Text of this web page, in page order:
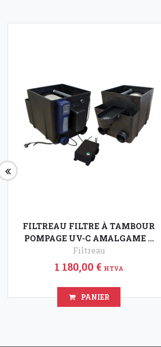
FILTREAU FILTRE À TAMBOUR
POMPAGE UV-C AMALGAME ...
Filtreau
1 180,00 € HTVA
PANIER